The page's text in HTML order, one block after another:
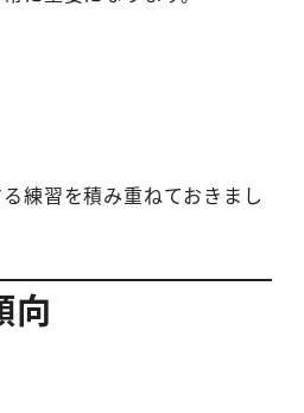
練習を積み重ねておきまし
向